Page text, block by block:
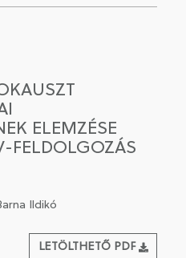
/ MEGÚJÍTOM A
ELEMZÉSE
FELDOLGOZÁS
Ildikó
LETÖLTHETŐ PDF